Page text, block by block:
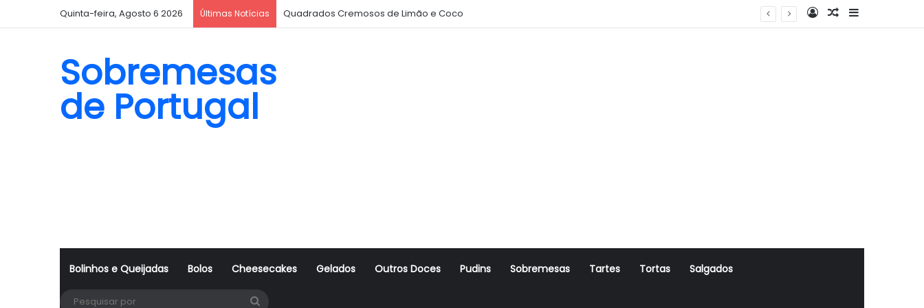
Quinta-feira, Agosto 6 2026 Últimas Notícias Quadrados Cremosos de Limão e Coco Log InArtigo Aleatório
Sidebar
Sobremesas
de Portugal
Bolinhos e Queijadas Bolos Cheesecakes Gelados Outros Doces Pudins Sobremesas Tartes Tortas Salgados